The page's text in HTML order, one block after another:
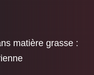
matière grasse :